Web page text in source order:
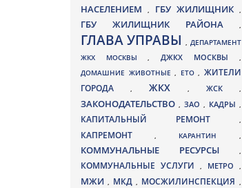
НАСЕЛЕНИЕМ
, ГБУ ЖИЛИЩНИК ,
ГБУ ЖИЛИЩНИК РАЙОНА ,
ГЛАВА УПРАВЫ, ДЕПАРТАМЕНТ
ЖКХ МОСКВЫ,ДЖКХ МОСКВЫ ,
ДОМАШНИЕ ЖИВОТНЫЕ , ЕТО , ЖИТЕЛИ
ГОРОДА
, ЖКХ , ЖСК ,
ЗАКОНОДАТЕЛЬСТВО , ЗАО , КАДРЫ ,
КАПИТАЛЬНЫЙ РЕМОНТ ,
КАПРЕМОНТ , КАРАНТИН ,
КОММУНАЛЬНЫЕ РЕСУРСЫ ,
КОММУНАЛЬНЫЕ УСЛУГИ , МЕТРО ,
МЖИ, МКД , МОСЖИЛИНСПЕКЦИЯ ,